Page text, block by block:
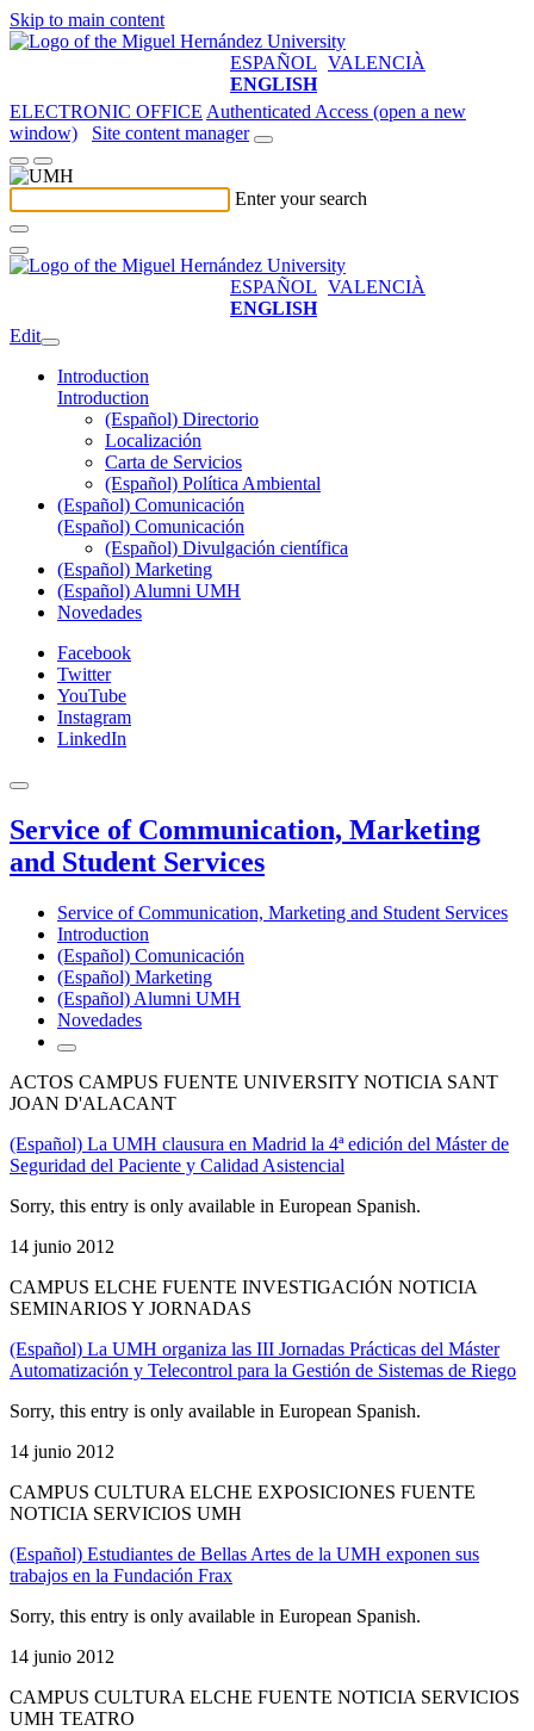
Skip to main content
ESPAÑOL VALENCIÀ
ENGLISH
ELECTRONIC OFFICE Authenticated Access (open a new
window)
Site content manager
Enter your search
ESPAÑOL VALENCIÀ
ENGLISH
Edit
Introduction
Introduction
(Español) Directorio
Localización
Carta de Servicios
(Español) Política Ambiental
(Español) Comunicación
(Español) Comunicación
(Español) Divulgación científica
(Español) Marketing
(Español) Alumni UMH
Novedades
Facebook
Twitter
YouTube
Instagram
LinkedIn
Service of Communication, Marketing
and Student Services
Service of Communication, Marketing and Student Services
Introduction
(Español) Comunicación
(Español) Marketing
(Español) Alumni UMH
Novedades
ACTOS CAMPUS FUENTE UNIVERSITY NOTICIA SANT
JOAN D'ALACANT
(Español) La UMH clausura en Madrid la 4ª edición del Máster de
Seguridad del Paciente y Calidad Asistencial
Sorry, this entry is only available in European Spanish.
14 junio 2012
CAMPUS ELCHE FUENTE INVESTIGACIÓN NOTICIA
SEMINARIOS Y JORNADAS
(Español) La UMH organiza las III Jornadas Prácticas del Máster
Automatización y Telecontrol para la Gestión de Sistemas de Riego
Sorry, this entry is only available in European Spanish.
14 junio 2012
CAMPUS CULTURA ELCHE EXPOSICIONES FUENTE
NOTICIA SERVICIOS UMH
(Español) Estudiantes de Bellas Artes de la UMH exponen sus
trabajos en la Fundación Frax
Sorry, this entry is only available in European Spanish.
14 junio 2012
CAMPUS CULTURA ELCHE FUENTE NOTICIA SERVICIOS
UMH TEATRO